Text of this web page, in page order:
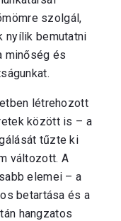
szolgál,
nyílik bemutatni
minőség és
létrehozott
között is – a
tűzte ki
változott. A
elemei – a
betartása és a
hangzatos